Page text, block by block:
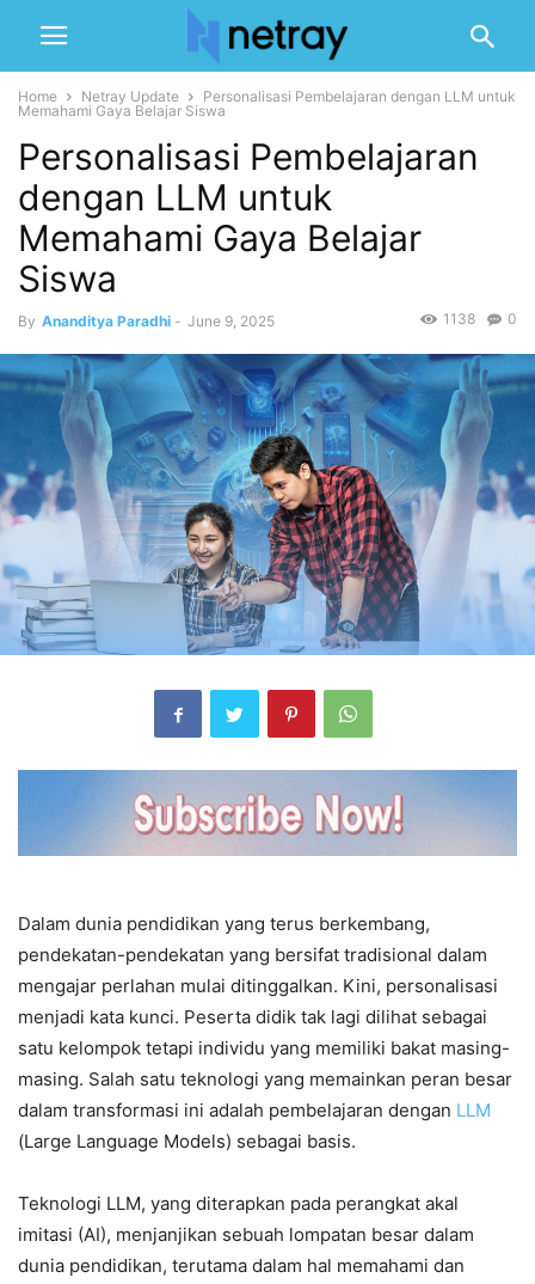
Home Netray Update
Personalisasi Pembelajaran dengan LLM untuk
Memahami Gaya Belajar Siswa
Personalisasi Pembelajaran
dengan LLM untuk
Memahami Gaya Belajar
Siswa
By Ananditya Paradhi - June 9, 2025 0
1138
Dalam dunia pendidikan yang terus berkembang,
pendekatan-pendekatan yang bersifat tradisional dalam
mengajar perlahan mulai ditinggalkan. Kini, personalisasi
menjadi kata kunci. Peserta didik tak lagi dilihat sebagai
satu kelompok tetapi individu yang memiliki bakat masing-
masing. Salah satu teknologi yang memainkan peran besar
dalam transformasi ini adalah pembelajaran dengan LLM
(Large Language Models) sebagai basis.
Teknologi LLM, yang diterapkan pada perangkat akal
imitasi (AI), menjanjikan sebuah lompatan besar dalam
dunia pendidikan, terutama dalam hal memahami dan